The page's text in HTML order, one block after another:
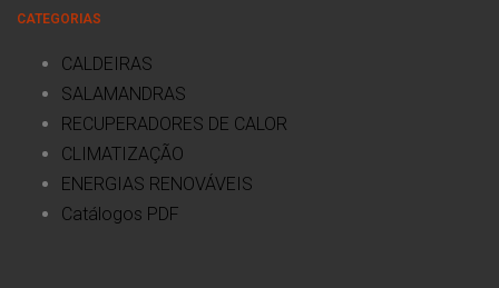
CATEGORIAS
CALDEIRAS
SALAMANDRAS
RECUPERADORES DE CALOR
CLIMATIZAÇÃO
ENERGIAS RENOVÁVEIS
Catálogos PDF